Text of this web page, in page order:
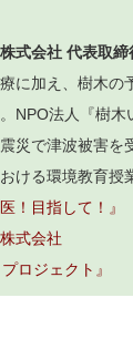
式会社 代表取締
に加え、樹木の
NPO法人『樹
災で津波被害を
ける環境教育授
！目指して！』
式会社
ロジェクト』